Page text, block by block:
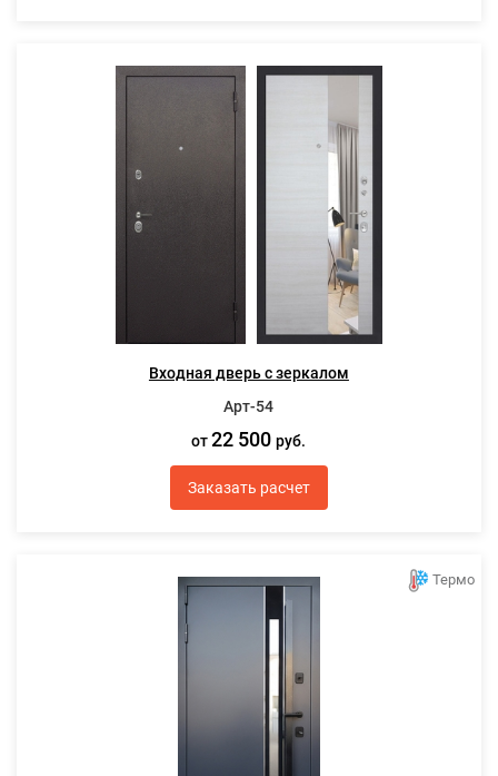
Входная дверь с зеркалом
Арт-54
от22 500руб.
Заказать расчет
Термо